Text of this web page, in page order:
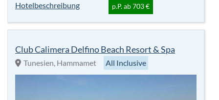
Hotelbeschreibung
p.P. ab 703 €
Club Calimera Delfino Beach Resort & Spa
Tunesien, Hammamet All Inclusive